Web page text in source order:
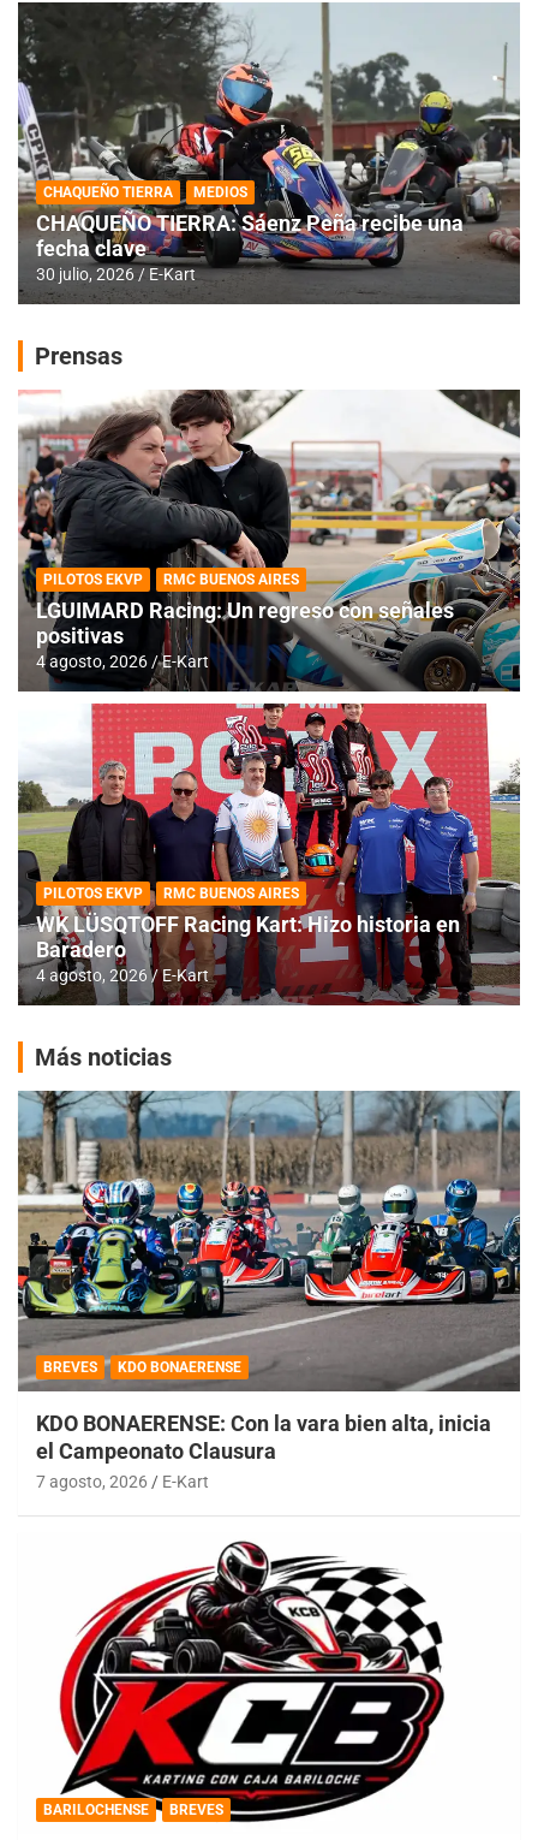
CHAQUEÑO TIERRA MEDIOS
CHAQUEÑO TIERRA: Sáenz Peña recibe una
fecha clave
30 julio, 2026 E-Kart
Prensas
PILOTOS EKVP RMC BUENOS AIRES
LGUIMARD Racing: Un regreso con señales
positivas
4 agosto, 2026 E-Kart
PILOTOS EKVP RMC BUENOS AIRES
WK LÜSQTOFF Racing Kart: Hizo historia en
Baradero
4 agosto, 2026 E-Kart
Más noticias
BREVES KDO BONAERENSE
KDO BONAERENSE: Con la vara bien alta, inicia
el Campeonato Clausura
7 agosto, 2026 E-Kart
BARILOCHENSE BREVES